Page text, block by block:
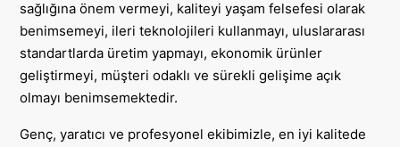
sağlığına önem vermeyi, kaliteyi yaşam felsefesi olarak
benimsemeyi, ileri teknolojileri kullanmayı, uluslararası
standartlarda üretim yapmayı, ekonomik ürünler
geliştirmeyi, müşteri odaklı ve sürekli gelişime açık
olmayı benimsemektedir.
Genç, yaratıcı ve profesyonel ekibimizle, en iyi kalitede